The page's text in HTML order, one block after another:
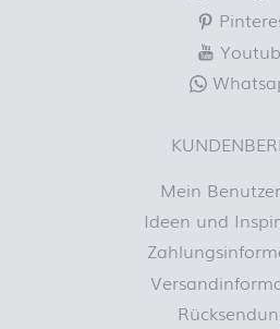
Mein
Ideen und